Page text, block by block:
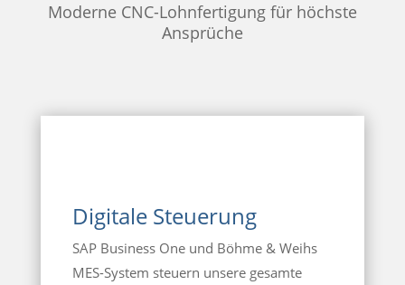
Moderne CNC-Lohnfertigung für höchste
Ansprüche
Digitale Steuerung
SAP Business One und Böhme & Weihs
MES-System steuern unsere gesamte